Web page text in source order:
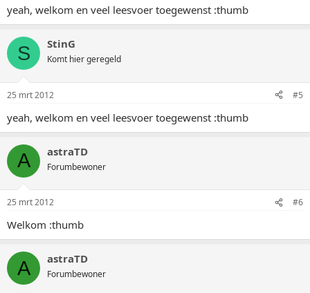
yeah, welkom en veel leesvoer toegewenst :thumb
S StinG
Komt hier geregeld
25 mrt 2012 #5
yeah, welkom en veel leesvoer toegewenst :thumb
A astraTD
Forumbewoner
25 mrt 2012 #6
Welkom :thumb
A astraTD
Forumbewoner